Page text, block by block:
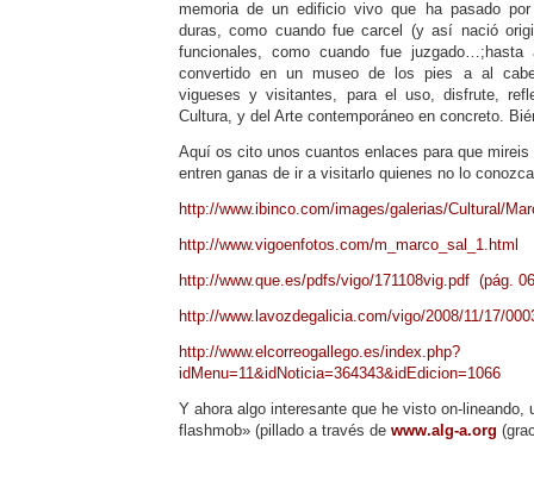
memoria de un edificio vivo que ha pasado
duras, como cuando fue carcel (y así nació
funcionales, como cuando fue
convertido en un museo de los pies a al
vigueses y visitantes, para el uso, disfrute,
Cultura, y del Arte contemporáneo en concreto.
Aquí os cito unos cuantos enlaces para que
entren ganas de ir a visitarlo quienes no lo
http://www.ibinco.com/images/galerias/Cultural/
http://www.vigoenfotos.com/m_marco_sal_1.html
http://www.que.es/pdfs/vigo/171108vig.pdf (pág.
http://www.lavozdegalicia.com/vigo/2008/11/17/
http://www.elcorreogallego.es/index.php?
idMenu=11&idNoticia=364343&idEdicion=1066
Y ahora algo interesante que he visto on-lineando,
flashmob» (pillado a través de www.alg-a.org